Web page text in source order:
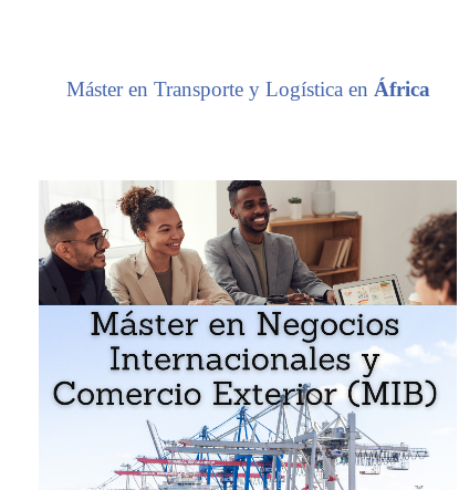
Máster en Transporte y Logística en África